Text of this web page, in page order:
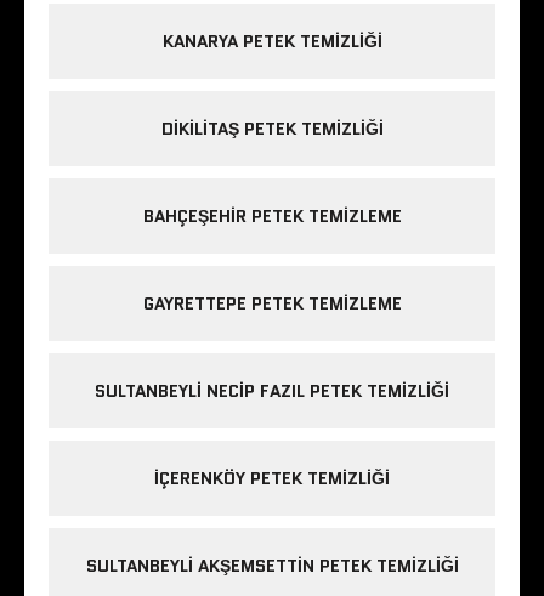
KANARYA PETEK TEMIZLIĞI
DIKILITAŞ PETEK TEMIZLIĞI
BAHÇEŞEHIR PETEK TEMIZLEME
GAYRETTEPE PETEK TEMIZLEME
SULTANBEYLI NECIP FAZIL PETEK TEMIZLIĞI
IÇERENKÖY PETEK TEMIZLIĞI
SULTANBEYLI AKŞEMSETTIN PETEK TEMIZLIĞI